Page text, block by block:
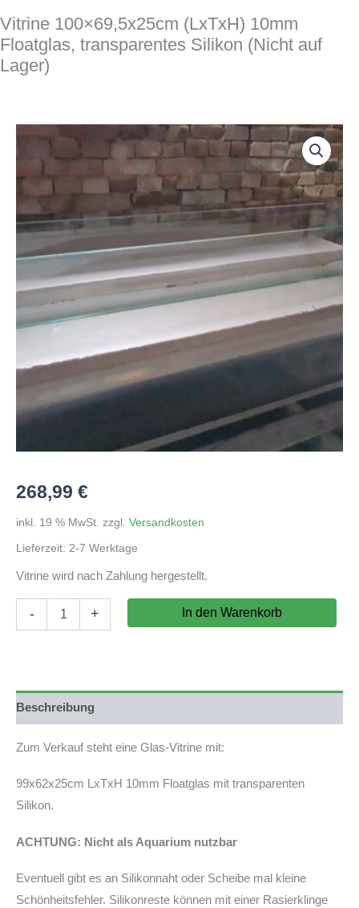
Vitrine 100×69,5x25cm (LxTxH) 10mm
Floatglas, transparentes Silikon (Nicht auf
Lager)
268,99 €
inkl. 19 % MwSt. zzgl. Versandkosten
Lieferzeit: 2-7 Werktage
Vitrine wird nach Zahlung hergestellt.
-
100x69,5x25cm
Silikon
Lager)
+ In den Warenkorb
Beschreibung
Zum Verkauf steht eine Glas-Vitrine mit:
99x62x25cm LxTxH 10mm Floatglas mit transparenten
Silikon.
ACHTUNG: Nicht als Aquarium nutzbar
Eventuell gibt es an Silikonnaht oder Scheibe mal kleine
Schönheitsfehler. Silikonreste können mit einer Rasierklinge